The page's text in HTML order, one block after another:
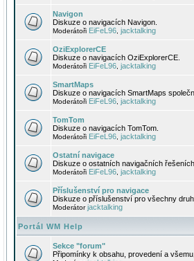
Navigon
Diskuze o navigacích Navigon.
Moderátoři EiFeL96 jacktalking
OziExplorerCE
Diskuze o navigacích OziExplorerCE.
Moderátoři EiFeL96 jacktalking
SmartMaps
Diskuze o navigacích SmartMaps
Moderátoři EiFeL96 jacktalking
TomTom
Diskuze o navigacích TomTom.
Moderátoři EiFeL96 jacktalking
Ostatní navigace
Diskuze o ostatních navigačních řešeních.
Moderátoři EiFeL96 jacktalking
Příslušenství pro navigace
Diskuze o příslušenství pro všechny
Moderátorjacktalking
Portál WM Help
Sekce "forum"
Připomínky k obsahu, provedení a